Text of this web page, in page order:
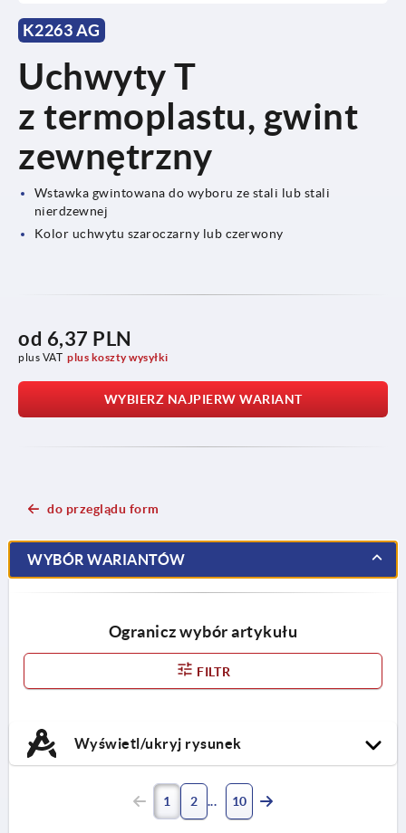
K2263 AG
Uchwyty T
z termoplastu, gwint
zewnętrzny
Wstawka gwintowana do wyboru ze stali lub stali
nierdzewnej
Kolor uchwytu szaroczarny lub czerwony
od 6,37 PLN
plus VAT plus koszty wysyłki
WYBIERZ NAJPIERW WARIANT
do przeglądu form
WYBÓR WARIANTÓW
Ogranicz wybór artykułu
FILTR
Wyświetl/ukryj rysunek
1 2 10